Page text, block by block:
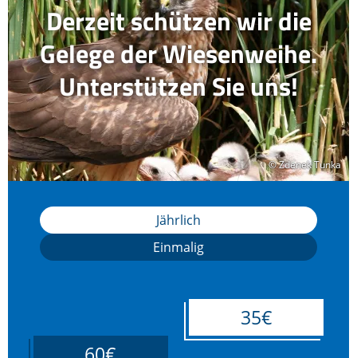
© Zdenek Tunka
© Zdenek Tunka
Derzeit schützen wir die
Gelege der Wiesenweihe.
Unterstützen Sie uns!
Jährlich
Einmalig
35€